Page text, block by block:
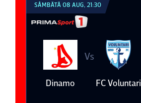
SÂMBĂTĂ 08 AUG, 21:30
Dinamo
Vs
FC Voluntari